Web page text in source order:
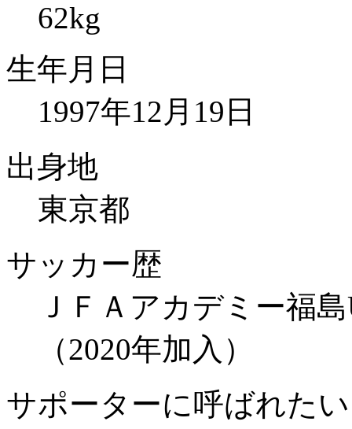
62kg
生年月日
1997年12月19日
出身地
東京都
サッカー歴
ＪＦＡアカデミー福
（2020年加入）
サポーターに呼ばれた